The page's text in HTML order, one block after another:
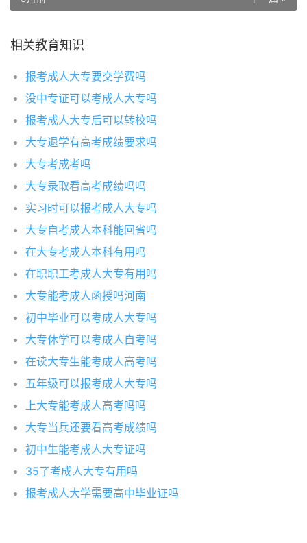
相关教育知识
报考成人大专要交学费吗
没中专证可以考成人大专吗
报考成人大专后可以转校吗
大专退学有高考成绩要求吗
大专考成考吗
大专录取看高考成绩吗吗
实习时可以报考成人大专吗
大专自考成人本科能回省吗
在大专考成人本科有用吗
在职职工考成人大专有用吗
大专能考成人函授吗河南
初中毕业可以考成人大专吗
大专休学可以考成人自考吗
在读大专生能考成人高考吗
五年级可以报考成人大专吗
上大专能考成人高考吗吗
大专当兵还要看高考成绩吗
初中生能考成人大专证吗
35了考成人大专有用吗
报考成人大学需要高中毕业证吗